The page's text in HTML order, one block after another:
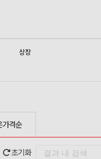
상장
가격순
초기화